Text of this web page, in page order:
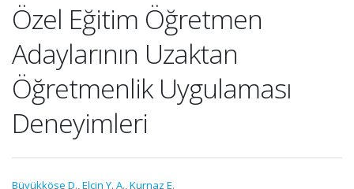
Özel Eğitim Öğretmen
Adaylarının Uzaktan
Öğretmenlik Uygulaması
Deneyimleri
Büyükköse D.,Elçin Y. A.,Kurnaz E.